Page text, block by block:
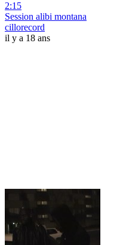
2:15
Session alibi montana
cillorecord
il y a 18 ans